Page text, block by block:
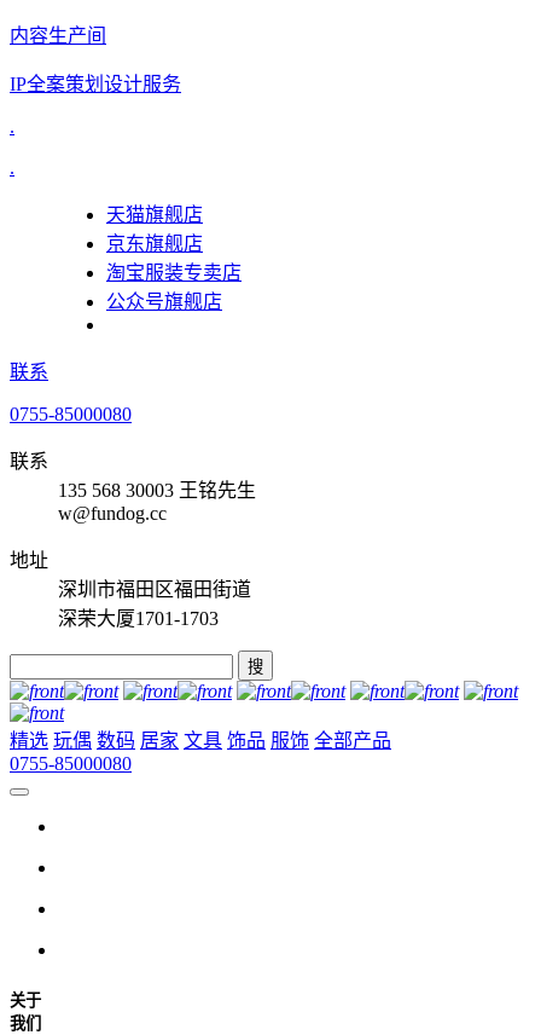
内容生产间
IP全案策划设计服务
.
.
天猫旗舰店
京东旗舰店
淘宝服装专卖店
公众号旗舰店
联系
0755-85000080
联系
135 568 30003 王铭先生
w@fundog.cc
地址
深圳市福田区福田街道
深荣大厦1701-1703
搜
精选 玩偶 数码 居家 文具 饰品 服饰 全部产品
0755-85000080
关于
我们